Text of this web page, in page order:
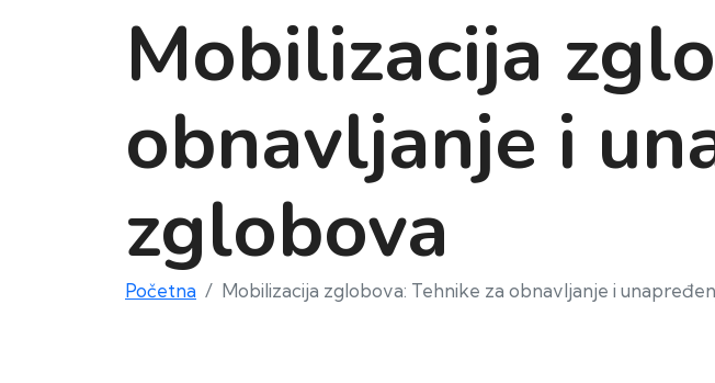
Mobilizacija
obnavljanje i
zglobova
Početna Mobilizacija zglobova: Tehnike za obnavljanje i